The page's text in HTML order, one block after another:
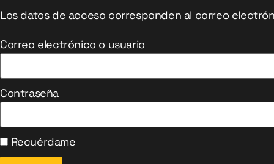
Los datos de acceso corresponden al correo
Correo electrónico o usuario
Contraseña
Recuérdame